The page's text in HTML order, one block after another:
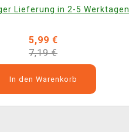
Lieferung in 2-5 Werktagen.
5,99 €
7,19 €
In den Warenkorb